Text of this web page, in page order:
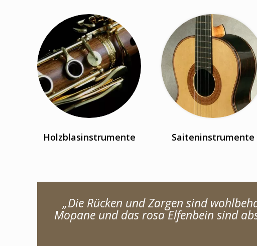
Holzblasinstrumente Saiteninstrumente
„Die Rücken und Zargen sind
Mopane und das rosa Elfenbein sind